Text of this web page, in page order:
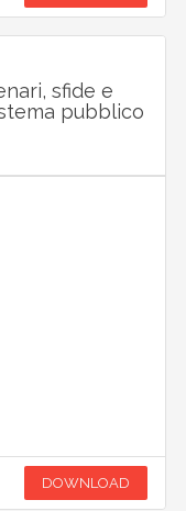
sfide e
pubblico
DOWNLOAD